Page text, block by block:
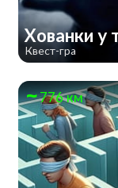
Хованки у
Квест-гра
776 км